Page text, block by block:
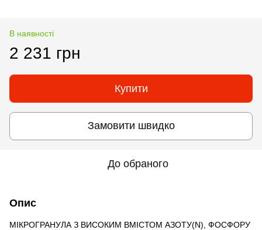
В наявності
2 231 грн
Купити
Замовити швидко
До обраного
Опис
MІКРОГРАНУЛА З ВИСОКИМ ВМІСТОМ АЗОТУ(N), ФОСФОРУ